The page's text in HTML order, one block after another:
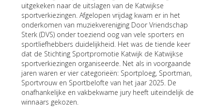
uitgekeken naar de uitslagen van de Katwijkse
sportverkiezingen. Afgelopen vrijdag kwam er in het
onderkomen van muziekvereniging Door Vriendschap
Sterk (DVS) onder toeziend oog van vele sporters en
sportliefhebbers duidelijkheid. Het was de tiende keer
dat de Stichting Sportpromotie Katwijk de Katwijkse
sportverkiezingen organiseerde. Net als in voorgaande
jaren waren er vier categorieën: Sportploeg, Sportman,
Sportvrouw en Sportbelofte van het jaar 2025. De
onafhankelijke en vakbekwame jury heeft uiteindelijk de
winnaars gekozen.